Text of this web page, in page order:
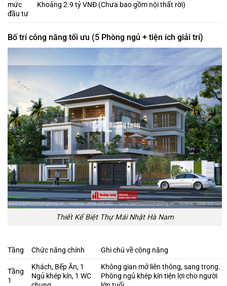
mức
đầu tư
Khoảng 2.9 tỷ VNĐ (Chưa bao gồm nội thất rời)
Bố trí công năng tối ưu (5 Phòng ngủ + tiện ích giải trí)
Thiết Kế Biệt Thự Mái Nhật Hà Nam
Tầng Chức năng chính Ghi chú về công năng
Tầng
1
Khách, Bếp Ăn, 1
Ngủ khép kín, 1 WC
Không gian mở liên thông, sang trọng.
Phòng ngủ khép kín tiện lợi cho người